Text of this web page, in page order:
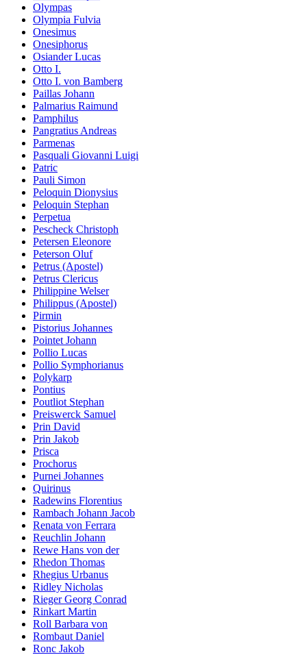
Olympas
Olympia Fulvia
Onesimus
Onesiphorus
Osiander Lucas
Otto I.
Otto I. von Bamberg
Paillas Johann
Palmarius Raimund
Pamphilus
Pangratius Andreas
Parmenas
Pasquali Giovanni Luigi
Patric
Pauli Simon
Peloquin Dionysius
Peloquin Stephan
Perpetua
Pescheck Christoph
Petersen Eleonore
Peterson Oluf
Petrus (Apostel)
Petrus Clericus
Philippine Welser
Philippus (Apostel)
Pirmin
Pistorius Johannes
Pointet Johann
Pollio Lucas
Pollio Symphorianus
Polykarp
Pontius
Poutliot Stephan
Preiswerck Samuel
Prin David
Prin Jakob
Prisca
Prochorus
Purnei Johannes
Quirinus
Radewins Florentius
Rambach Johann Jacob
Renata von Ferrara
Reuchlin Johann
Rewe Hans von der
Rhedon Thomas
Rhegius Urbanus
Ridley Nicholas
Rieger Georg Conrad
Rinkart Martin
Roll Barbara von
Rombaut Daniel
Ronc Jakob